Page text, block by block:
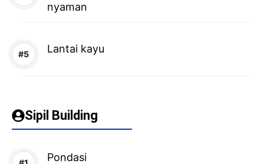
nyaman
Lantai kayu
Sipil Building
Pondasi